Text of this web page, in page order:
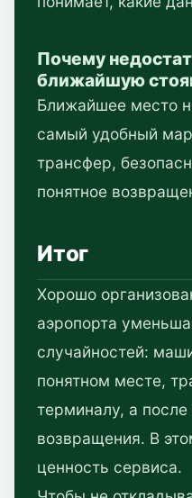
Почему
ближайшую
Ближайшее место
самый удобный
трансфер,
понятное
Итог
Хорошо
аэропорта
случайностей:
понятном месте,
терминалу, а
возвращения. В
ценность сервиса.